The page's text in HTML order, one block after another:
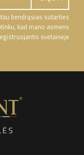
bendrąsias sutarties
kad mano asmens
svetainėje